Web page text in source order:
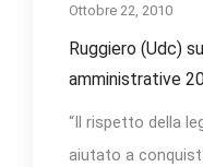
Ottobre 22, 2010
Ruggiero (Udc)
amministrative
“Il rispetto della
aiutato a